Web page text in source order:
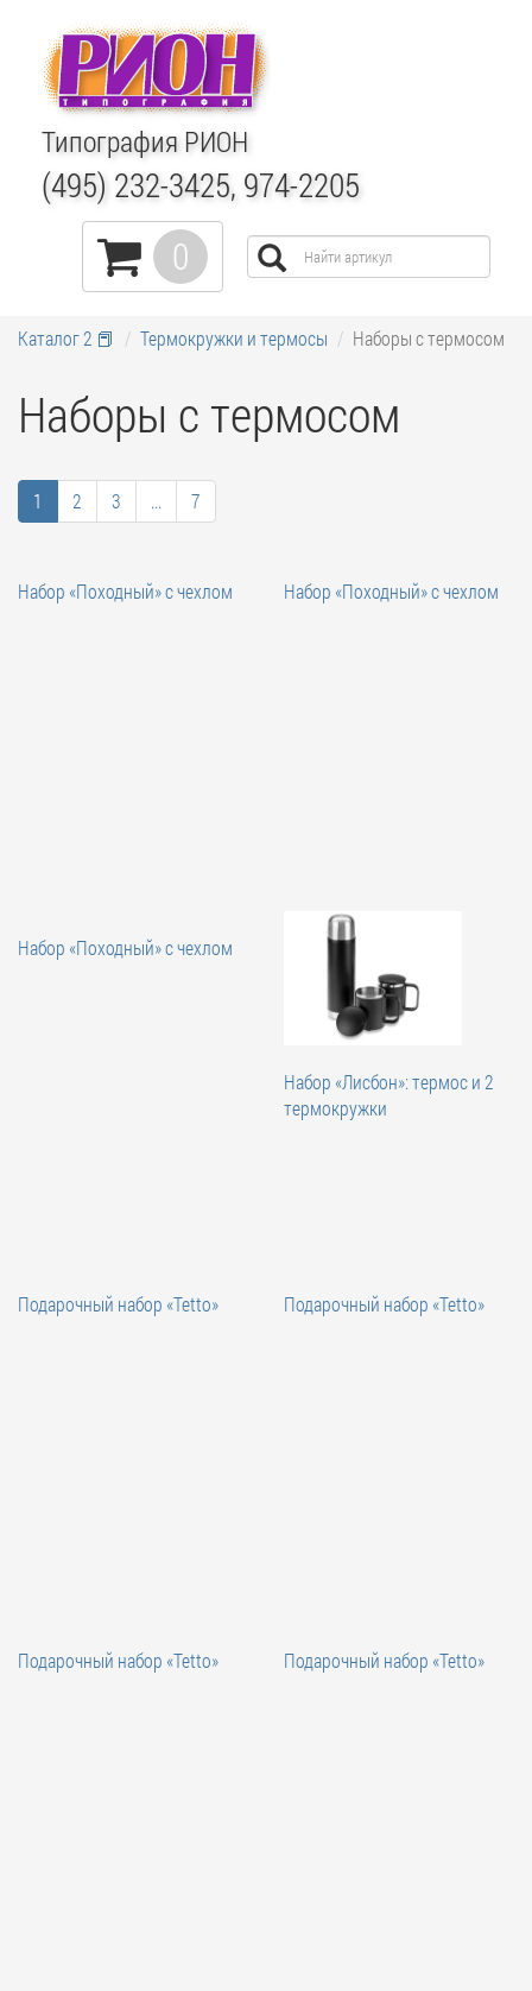
Типография РИОН
(495) 232-3425, 974-2205
0
Каталог 2 📕 Термокружки и термосы Наборы с термосом
Наборы с термосом
1 2 3 ... 7
Набор «Походный» с чехлом Набор «Походный» с чехлом
Набор «Походный» с чехлом
Набор «Лисбон»: термос и 2
термокружки
Подарочный набор «Tetto» Подарочный набор «Tetto»
Подарочный набор «Tetto» Подарочный набор «Tetto»